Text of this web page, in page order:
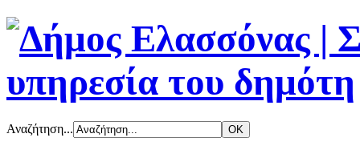
Αναζήτηση...